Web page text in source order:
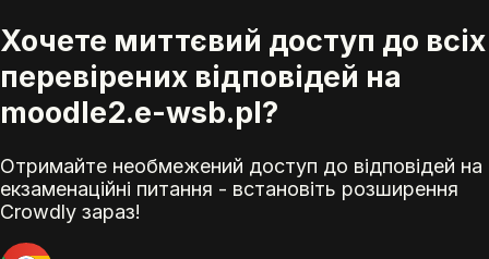
Хочете миттєвий доступ до всіх
перевірених відповідей на
moodle2.e-wsb.pl?
Отримайте необмежений доступ до відповідей на
екзаменаційні питання - встановіть розширення
Crowdly зараз!